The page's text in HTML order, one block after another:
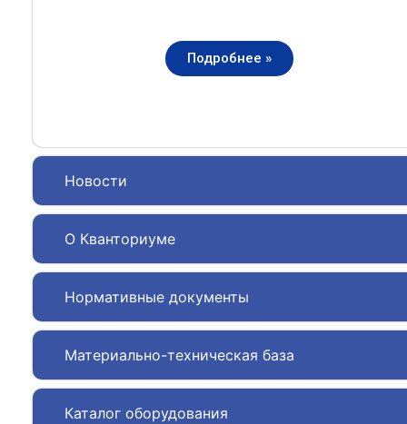
Новости
О Кванториуме
Нормативные документы
Материально-техническая база
Каталог оборудования
Подробнее »